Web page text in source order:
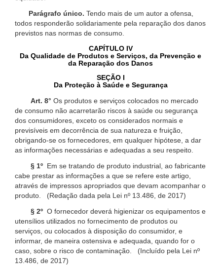
Parágrafo único. Tendo mais de um autor a ofensa,
todos responderão solidariamente pela reparação dos danos
previstos nas normas de consumo.
CAPÍTULO IV
Da Qualidade de Produtos e Serviços, da Prevenção e
da Reparação dos Danos
SEÇÃO I
Da Proteção à Saúde e Segurança
Art. 8° Os produtos e serviços colocados no mercado
de consumo não acarretarão riscos à saúde ou segurança
dos consumidores, exceto os considerados normais e
previsíveis em decorrência de sua natureza e fruição,
obrigando-se os fornecedores, em qualquer hipótese, a dar
as informações necessárias e adequadas a seu respeito.
§ 1º Em se tratando de produto industrial, ao fabricante
cabe prestar as informações a que se refere este artigo,
através de impressos apropriados que devam acompanhar o
produto. (Redação dada pela Lei nº 13.486, de 2017)
§ 2º O fornecedor deverá higienizar os equipamentos e
utensílios utilizados no fornecimento de produtos ou
serviços, ou colocados à disposição do consumidor, e
informar, de maneira ostensiva e adequada, quando for o
caso, sobre o risco de contaminação. (Incluído pela Lei nº
13.486, de 2017)